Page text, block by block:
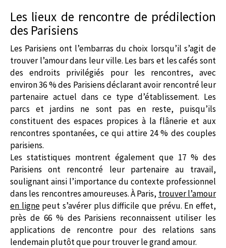
Les lieux de rencontre de prédilection
des Parisiens
Les Parisiens ont l’embarras du choix lorsqu’il s’agit de
trouver l’amour dans leur ville. Les bars et les cafés sont
des endroits privilégiés pour les rencontres, avec
environ 36 % des Parisiens déclarant avoir rencontré leur
partenaire actuel dans ce type d’établissement. Les
parcs et jardins ne sont pas en reste, puisqu’ils
constituent des espaces propices à la flânerie et aux
rencontres spontanées, ce qui attire 24 % des couples
parisiens.
Les statistiques montrent également que 17 % des
Parisiens ont rencontré leur partenaire au travail,
soulignant ainsi l’importance du contexte professionnel
dans les rencontres amoureuses. À Paris, trouver l’amour
en lignepeut s’avérer plus difficile que prévu. En effet,
près de 66 % des Parisiens reconnaissent utiliser les
applications de rencontre pour des relations sans
lendemain plutôt que pour trouver le grand amour.